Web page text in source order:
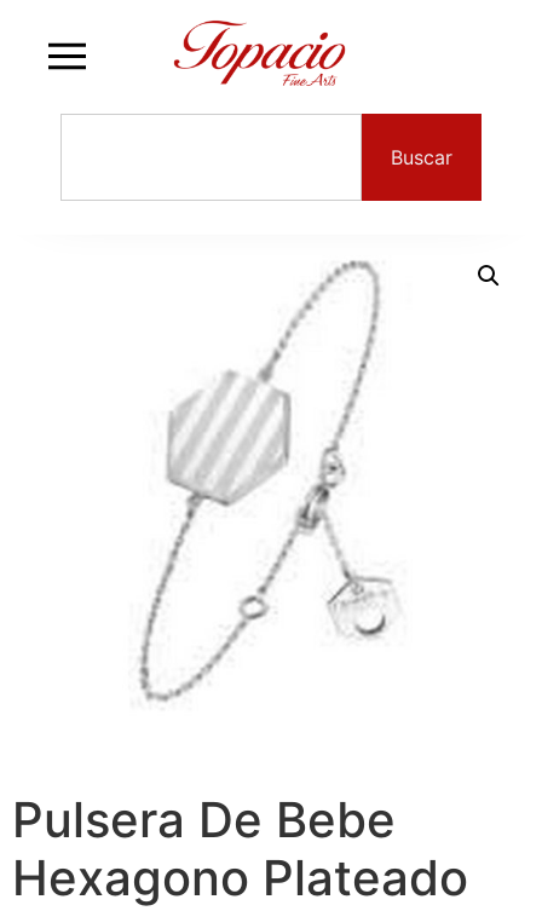
Buscar
Pulsera De Bebe
Hexagono Plateado